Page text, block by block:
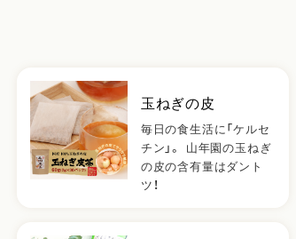
玉ねぎの皮
毎日の食生活に「ケルセ
チン」。 山年園の玉ねぎ
の皮の含有量はダント
ツ！